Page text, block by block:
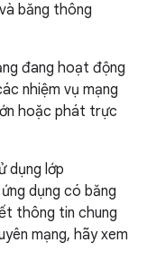
băng thông
đang hoạt động
nhiệm vụ mạng
hoặc phát trực
dụng lớp
dụng có băng
thông tin chung
mạng, hãy xem